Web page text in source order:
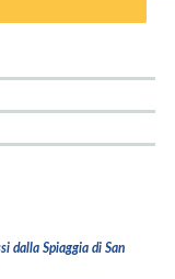
dalla Spiaggia di San